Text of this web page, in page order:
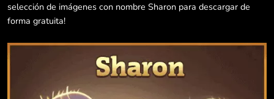
selección de imágenes con nombre Sharon para descargar de
forma gratuita!